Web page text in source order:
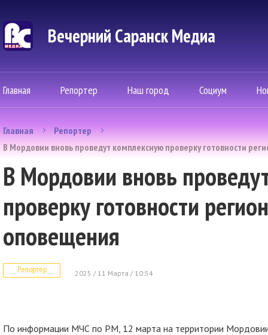
Вечерний Саранск Mедиа
Главная Репортер Наш город Социум
Главная
Репортер
В Мордовии вновь проведут комплексную проверку готовности
В Мордовии вновь
проверку готовности
оповещения
Репортер 2025 / 11 Марта / 10:54
По информации МЧС по РМ, 12 марта на территории Мордовии